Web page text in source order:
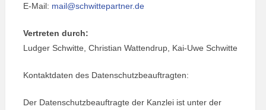
E-Mail: mail@schwittepartner.de
Vertreten durch:
Ludger Schwitte, Christian Wattendrup, Kai-Uwe Schwitte
Kontaktdaten des Datenschutzbeauftragten:
Der Datenschutzbeauftragte der Kanzlei ist unter der